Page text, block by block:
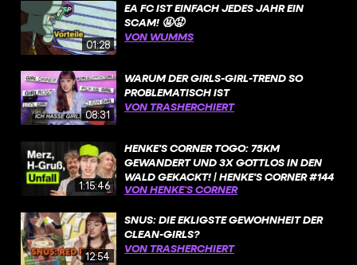
01:28
EA FC IST EINFACH JEDES JAHR EIN
SCAM! 🤬😡
VON WUMMS
08:31
WARUM DER GIRLS-GIRL-TREND SO
PROBLEMATISCH IST
VON TRASHERCHIERT
1:15:46
HENKE'S CORNER TOGO: 75KM
GEWANDERT UND 3X GOTTLOS IN DEN
WALD GEKACKT! | HENKE'S CORNER #144
VON HENKE’S CORNER
12:54
SNUS: DIE EKLIGSTE GEWOHNHEIT DER
CLEAN-GIRLS?
VON TRASHERCHIERT